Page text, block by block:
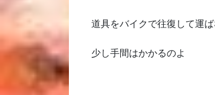
道具をバイクで往復して運
少し手間はかかるのよ